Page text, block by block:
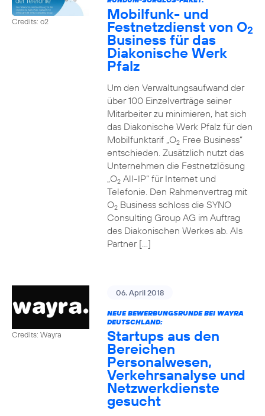
Credits: o2 Mobilfunk- und
Festnetzdienst von O2
Business für das
Diakonische Werk
Pfalz
Um den Verwaltungsaufwand der
über 100 Einzelverträge seiner
Mitarbeiter zu minimieren, hat sich
das Diakonische Werk Pfalz für den
Mobilfunktarif „O2Free Business“
entschieden. Zusätzlich nutzt das
Unternehmen die Festnetzlösung
„O2All-IP“ für Internet und
Telefonie. Den Rahmenvertrag mit
O2Business schloss die SYNO
Consulting Group AG im Auftrag
des Diakonischen Werkes ab. Als
Partner […]
Credits: Wayra
06. April 2018
NEUE BEWERBUNGSRUNDE BEI WAYRA
DEUTSCHLAND:
Startups aus den
Bereichen
Personalwesen,
Verkehrsanalyse und
Netzwerkdienste
gesucht